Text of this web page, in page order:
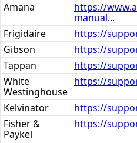
Amana
https://
manual...
Frigidaire
https://
Gibson
https://
Tappan
https://
White
Westinghouse
https://
Kelvinator
https://
Fisher &
Paykel
https://